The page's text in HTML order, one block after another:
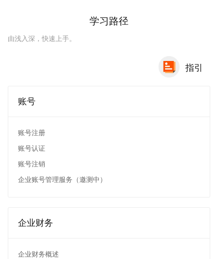
学习路径
由浅入深，快速上手。
指引
账号
账号注册
账号认证
账号注销
企业账号管理服务（邀测中）
企业财务
企业财务概述